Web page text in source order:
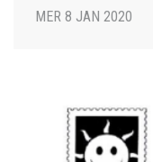
MER 8 JAN 2020